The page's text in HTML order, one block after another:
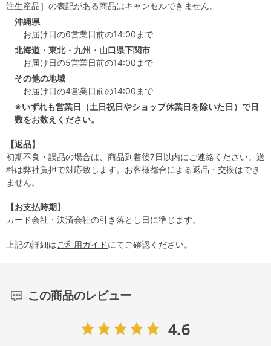
注生産品］の表記がある商品はキャンセルできません。
沖縄県
お届け日の6営業日前の14:00まで
北海道・東北・九州・山口県下関市
お届け日の5営業日前の14:00まで
その他の地域
お届け日の4営業日前の14:00まで
※いずれも営業日（土日祝日やショップ休業日を除いた日）で日
数をお数えください。
【返品】
初期不良・誤品の場合は、商品到着後7日以内にご連絡ください。送
料は弊社負担で対応致します。お客様都合による返品・交換はでき
ません。
【お支払時期】
カード会社・決済会社の引き落とし日に準じます。
上記の詳細はご利用ガイドにてご確認ください。
この商品のレビュー
4.6